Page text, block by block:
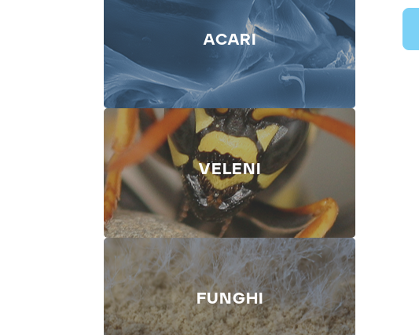
EPITELI ANIMALI
Otteniamo estratti allergenici diFelis
domesticus
Canis familiaris (cane)
da peli di entrambe le specie.
ACARI
ACARI
Produzione controllata di estratti
allergenici di diverse specie di acari da
colture proprie.
VELENI
VELENI
Estrazione di sacche velenifere di
imenotteri e ottenimento di veleni
FUNGHI